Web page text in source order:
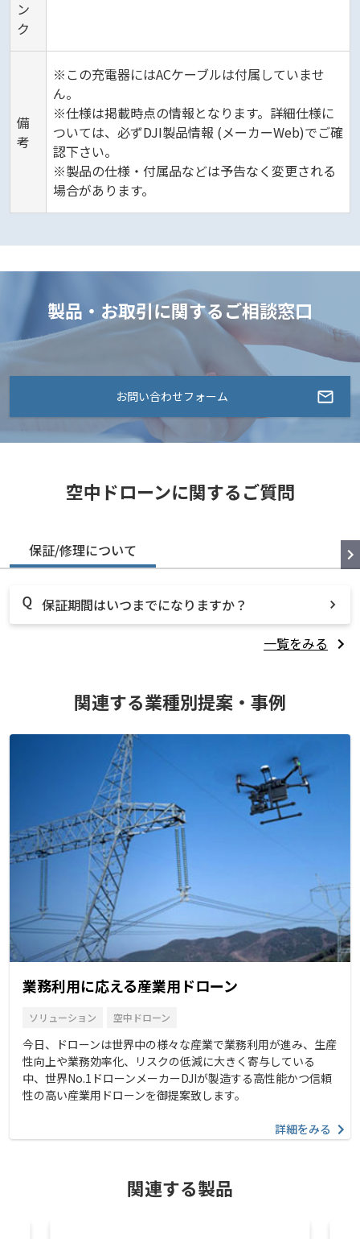
ン
ク
備
考
※この充電器にはACケーブルは付属していませ
ん。
※仕様は掲載時点の情報となります。詳細仕様に
ついては、必ずDJI製品情報 (メーカーWeb)でご確
認下さい。
※製品の仕様・付属品などは予告なく変更される
場合があります。
製品・お取引に関するご相談窓口
お問い合わせフォーム
空中ドローンに関するご質問
保証/修理について
保証期間はいつまでになりますか？
一覧をみる
関連する業種別提案・事例
業務利用に応える産業用ドローン
ソリューション 空中ドローン
今日、ドローンは世界中の様々な産業で業務利用が進み、生産
性向上や業務効率化、リスクの低減に大きく寄与している
中、世界No.1ドローンメーカーDJIが製造する高性能かつ信頼
性の高い産業用ドローンを御提案致します。
詳細をみる
関連する製品